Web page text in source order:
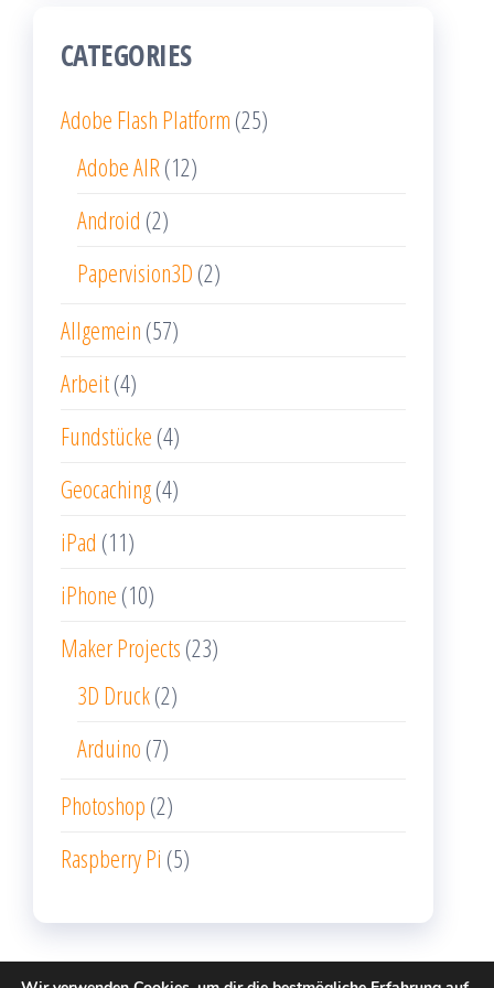
CATEGORIES
Adobe Flash Platform (25)
Adobe AIR(12)
Android (2)
Papervision3D (2)
Allgemein (57)
Arbeit(4)
Fundstücke (4)
Geocaching(4)
iPad (11)
iPhone (10)
Maker Projects (23)
3D Druck(2)
Arduino (7)
Photoshop (2)
Raspberry Pi (5)